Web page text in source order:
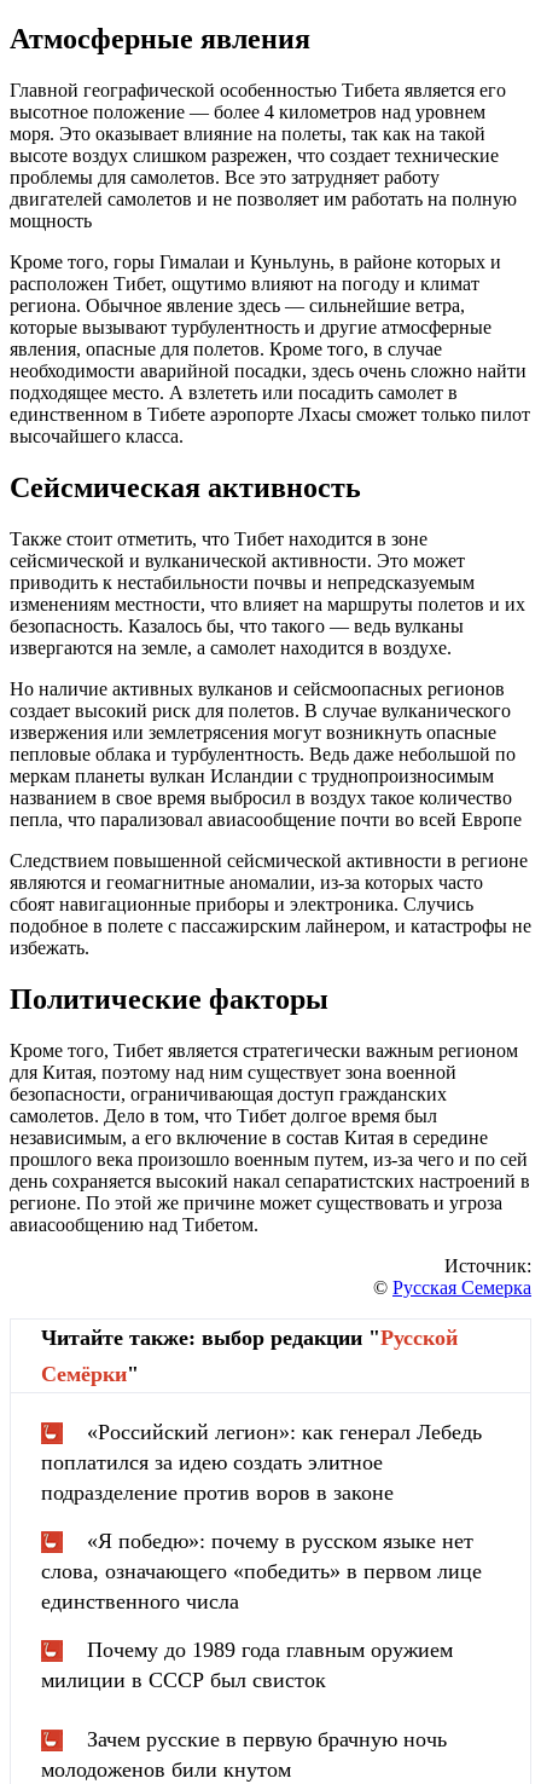
Атмосферные явления
Главной географической особенностью Тибета является его
высотное положение — более 4 километров над уровнем
моря. Это оказывает влияние на полеты, так как на такой
высоте воздух слишком разрежен, что создает технические
проблемы для самолетов. Все это затрудняет работу
двигателей самолетов и не позволяет им работать на полную
мощность
Кроме того, горы Гималаи и Куньлунь, в районе которых и
расположен Тибет, ощутимо влияют на погоду и климат
региона. Обычное явление здесь — сильнейшие ветра,
которые вызывают турбулентность и другие атмосферные
явления, опасные для полетов. Кроме того, в случае
необходимости аварийной посадки, здесь очень сложно найти
подходящее место. А взлететь или посадить самолет в
единственном в Тибете аэропорте Лхасы сможет только пилот
высочайшего класса.
Сейсмическая активность
Также стоит отметить, что Тибет находится в зоне
сейсмической и вулканической активности. Это может
приводить к нестабильности почвы и непредсказуемым
изменениям местности, что влияет на маршруты полетов и их
безопасность. Казалось бы, что такого — ведь вулканы
извергаются на земле, а самолет находится в воздухе.
Но наличие активных вулканов и сейсмоопасных регионов
создает высокий риск для полетов. В случае вулканического
извержения или землетрясения могут возникнуть опасные
пепловые облака и турбулентность. Ведь даже небольшой по
меркам планеты вулкан Исландии с труднопроизносимым
названием в свое время выбросил в воздух такое количество
пепла, что парализовал авиасообщение почти во всей Европе
Следствием повышенной сейсмической активности в регионе
являются и геомагнитные аномалии, из-за которых часто
сбоят навигационные приборы и электроника. Случись
подобное в полете с пассажирским лайнером, и катастрофы не
избежать.
Политические факторы
Кроме того, Тибет является стратегически важным регионом
для Китая, поэтому над ним существует зона военной
безопасности, ограничивающая доступ гражданских
самолетов. Дело в том, что Тибет долгое время был
независимым, а его включение в состав Китая в середине
прошлого века произошло военным путем, из-за чего и по сей
день сохраняется высокий накал сепаратистских настроений в
регионе. По этой же причине может существовать и угроза
авиасообщению над Тибетом.
Источник:
© Русская Семерка
Читайте также: выбор редакции "Русской
Cемёрки"
«Российский легион»: как генерал Лебедь
поплатился за идею создать элитное
подразделение против воров в законе
«Я победю»: почему в русском языке нет
слова, означающего «победить» в первом лице
единственного числа
Почему до 1989 года главным оружием
милиции в СССР был свисток
Зачем русские в первую брачную ночь
молодоженов били кнутом